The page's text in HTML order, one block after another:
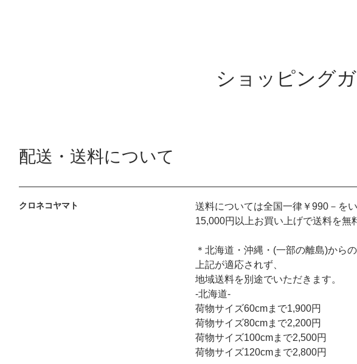
ショッピング
配送・送料について
クロネコヤマト
送料については全国一律￥990－を
15,000円以上お買い上げで送料を無
＊北海道・沖縄・(一部の離島)から
上記が適応されず、
地域送料を別途でいただきます。
-北海道-
荷物サイズ60cmまで1,900円
荷物サイズ80cmまで2,200円
荷物サイズ100cmまで2,500円
荷物サイズ120cmまで2,800円